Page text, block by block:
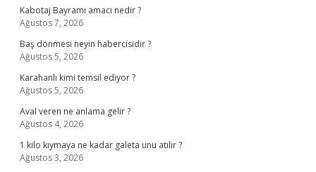
Kabotaj Bayramı amacı nedir ?
Ağustos 7, 2026
Baş dönmesi neyin habercisidir ?
Ağustos 5, 2026
Karahanlı kimi temsil ediyor ?
Ağustos 5, 2026
Aval veren ne anlama gelir ?
Ağustos 4, 2026
1 kilo kıymaya ne kadar galeta unu atılır ?
Ağustos 3, 2026